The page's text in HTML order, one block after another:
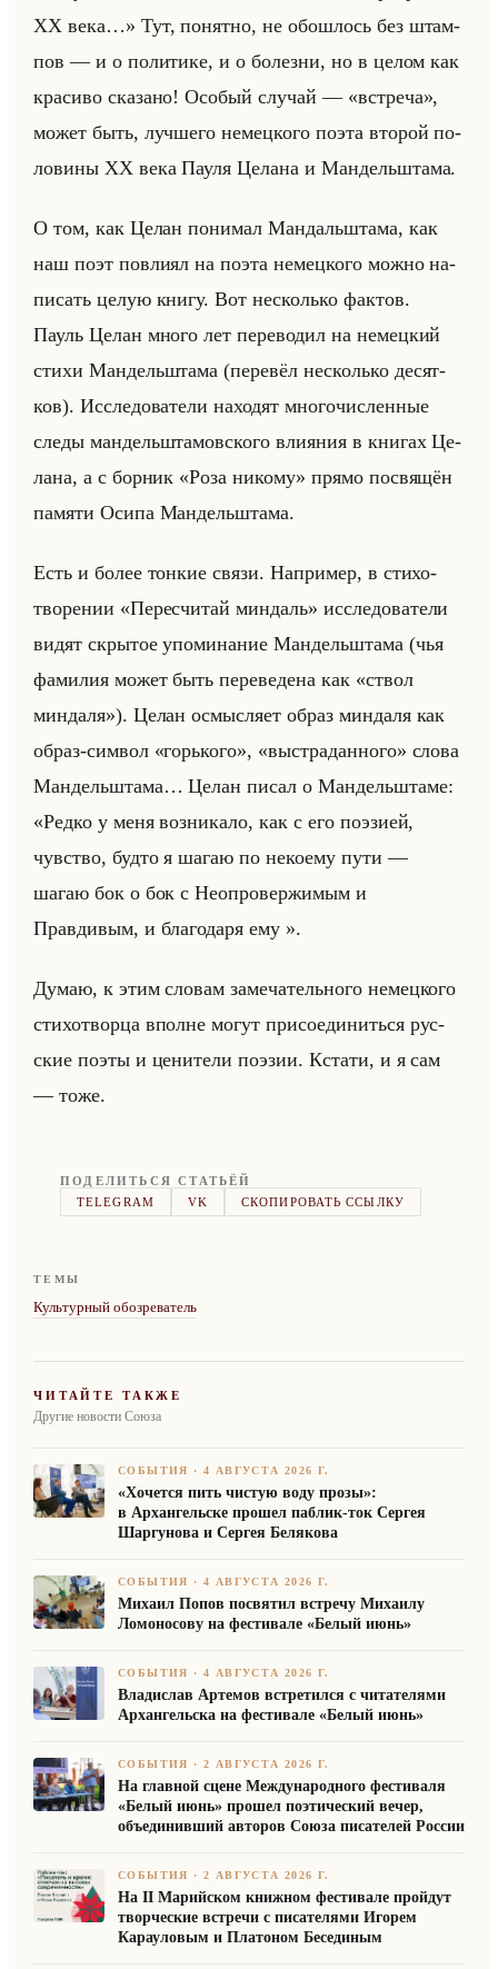
XX века…» Тут, по­нят­но, не обо­шлось без штам­
пов — и о по­ли­ти­ке, и о бо­лез­ни, но в целом как
кра­си­во ска­за­но! Осо­бый слу­чай — «встреча»,
может быть, луч­ше­го немец­ко­го поэта вто­рой по­
ло­ви­ны ХХ века Пауля Це­ла­на и Ман­дельшта­ма.
О том, как Целан по­ни­мал Ман­дальшта­ма, как
наш поэт по­вли­ял на поэта немец­ко­го можно на­
пи­сать целую книгу. Вот несколько фак­тов.
Пауль Целан много лет пе­ре­во­дил на немец­кий
стихи Ман­дельшта­ма (пе­ре­вёл несколько де­сят­
ков). Ис­сле­до­ва­те­ли на­хо­дят мно­го­чис­лен­ные
следы ман­дельшта­мов­ско­го вли­яния в кни­гах Це­
ла­на, а с бор­ник «Роза никому» прямо по­свя­щён
па­мя­ти Осипа Ман­дельшта­ма.
Есть и более тон­кие связи. На­при­мер, в сти­хо­
тво­ре­нии «Пересчитай миндаль» ис­сле­до­ва­те­ли
видят скры­тое упо­ми­на­ние Ман­дельшта­ма (чья
фа­ми­лия может быть пе­ре­ве­де­на как «ствол
миндаля»). Целан осмыс­ля­ет образ мин­да­ля как
образ-сим­вол «горького», «выстраданного» слова
Ман­дельшта­ма… Целан писал о Ман­дельшта­ме:
«Редко у меня возникало, как с его поэзией,
чувство, будто я шагаю по некоему пути —
шагаю бок о бок с Неопровержимым и
Правдивым, и благодаря ему ».
Думаю, к этим сло­вам за­ме­ча­тельно­го немец­ко­го
сти­хо­твор­ца вполне могут при­со­еди­ниться рус­
ские поэты и це­ни­те­ли по­эзии. Кста­ти, и я сам
— тоже.
ПОДЕЛИТЬСЯ СТАТЬЁЙ
TELEGRAM
VK СКОПИРОВАТЬ ССЫЛКУ
ТЕМЫ
Культурный обозреватель
ЧИТАЙТЕ ТАКЖЕ
Другие новости Союза
СОБЫТИЯ ·4 АВГУСТА 2026 Г.
«Хочется пить чистую воду прозы»:
в Архангельске прошел паблик-ток Сергея
Шаргунова и Сергея Белякова
СОБЫТИЯ ·4 АВГУСТА 2026 Г.
Михаил Попов посвятил встречу Михаилу
Ломоносову на фестивале «Белый июнь»
СОБЫТИЯ ·4 АВГУСТА 2026 Г.
Владислав Артемов встретился с читателями
Архангельска на фестивале «Белый июнь»
СОБЫТИЯ ·2 АВГУСТА 2026 Г.
На главной сцене Международного фестиваля
«Белый июнь» прошел поэтический вечер,
объединивший авторов Союза писателей России
СОБЫТИЯ ·2 АВГУСТА 2026 Г.
На II Марийском книжном фестивале пройдут
творческие встречи с писателями Игорем
Карауловым и Платоном Бесединым